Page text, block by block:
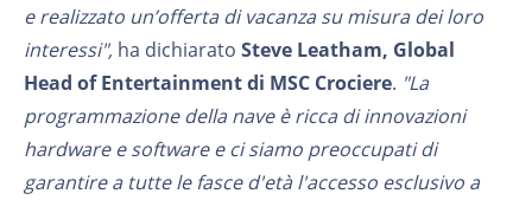
e realizzato un’offerta di vacanza su misura dei loro
interessi", ha dichiarato Steve Leatham, Global
Head of Entertainment di MSC Crociere. "La
programmazione della nave è ricca di innovazioni
hardware e software e ci siamo preoccupati di
garantire a tutte le fasce d'età l'accesso esclusivo a